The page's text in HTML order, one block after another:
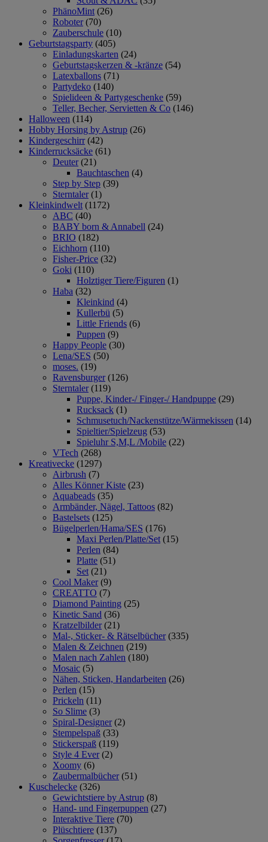
PhänoMint (26)
Roboter (70)
Zauberschule (10)
Geburtstagsparty (405)
Einladungskarten (24)
Geburtstagskerzen & -kränze (54)
Latexballons (71)
Partydeko (140)
Spielideen & Partygeschenke (59)
Teller, Becher, Servietten & Co (146)
Halloween (114)
Hobby Horsing by Astrup (26)
Kindergeschirr (42)
Kinderrucksäcke (61)
Deuter (21)
Bauchtaschen (4)
Step by Step (39)
Sterntaler (1)
Kleinkindwelt (1172)
ABC (40)
BABY born & Annabell (24)
BRIO (182)
Eichhorn (110)
Fisher-Price (32)
Goki (110)
Holztiger Tiere/Figuren (1)
Haba (32)
Kleinkind (4)
Kullerbü (5)
Little Friends (6)
Puppen (9)
Happy People (30)
Lena/SES (50)
moses. (19)
Ravensburger (126)
Sterntaler (119)
Puppe, Kinder-/ Finger-/ Handpuppe (29)
Rucksack (1)
Schmusetuch/Nackenstütze/Wärmekissen (14)
Spieltier/Spielzeug (53)
Spieluhr S,M,L /Mobile (22)
VTech (268)
Kreativecke (1297)
Airbrush (7)
Alles Könner Kiste (23)
Aquabeads (35)
Armbänder, Nägel, Tattoos (82)
Bastelsets (125)
Bügelperlen/Hama/SES (176)
Maxi Perlen/Platte/Set (15)
Perlen (84)
Platte (51)
Set (21)
Cool Maker (9)
CREATTO (7)
Diamond Painting (25)
Kinetic Sand (36)
Kratzelbilder (21)
Mal-, Sticker- & Rätselbücher (335)
Malen & Zeichnen (219)
Malen nach Zahlen (180)
Mosaic (5)
Nähen, Sticken, Handarbeiten (26)
Perlen (15)
Prickeln (11)
So Slime (3)
Spiral-Designer (2)
Stempelspaß (33)
Stickerspaß (119)
Style 4 Ever (2)
Xoomy (6)
Zaubermalbücher (51)
Kuschelecke (326)
Gewichtstiere by Astrup (8)
Hand- und Fingerpuppen (27)
Interaktive Tiere (70)
Plüschtiere (137)